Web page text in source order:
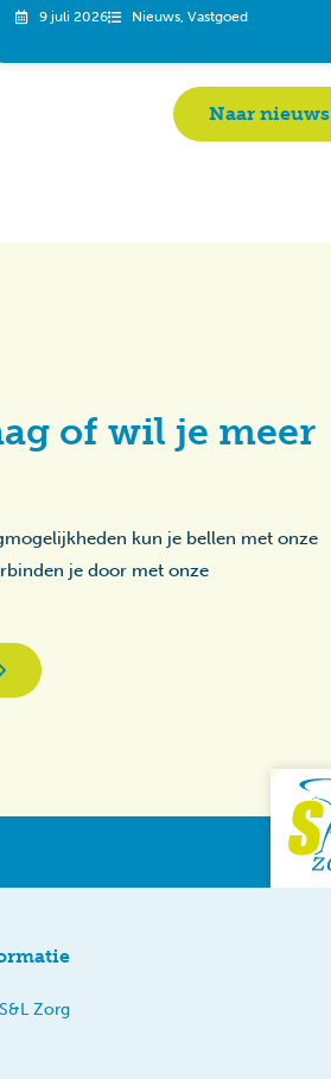
9 juli 2026 Nieuws, Vastgoed
Naar nieuws
of wil je meer
kun je bellen met onze
je door met onze
Zorg